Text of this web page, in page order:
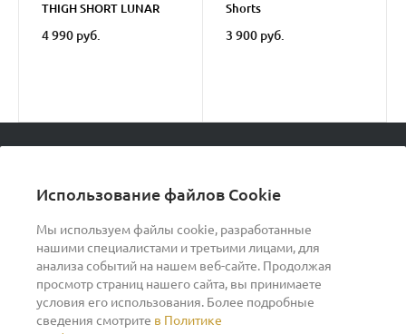
Использование файлов Cookie
Мы используем файлы cookie, разработанные
нашими специалистами и третьими лицами, для
анализа событий на нашем веб-сайте. Продолжая
просмотр страниц нашего сайта, вы принимаете
условия его использования. Более подробные
сведения смотрите в Политике
THIGH SHORT LUNAR
4 990 руб.
Shorts
3 900 руб.
О компании
Помощь